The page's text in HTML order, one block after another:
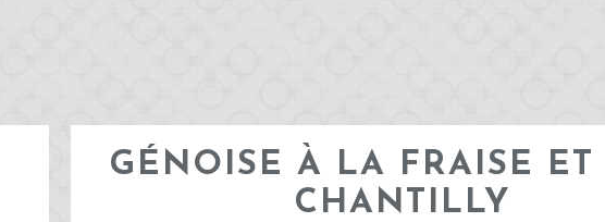
GÉNOISE À LA FRAISE
CHANTILLY